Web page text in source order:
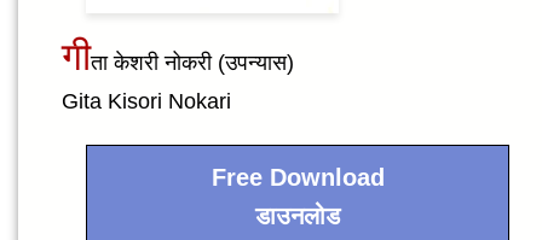
गीता केशरी नोकरी (उपन्यास)
Gita Kisori Nokari
Free Download
डाउनलोड